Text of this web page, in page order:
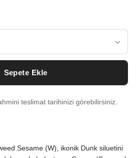
Sepete Ekle
teslimat tarihinizi görebilirsiniz.
Sesame (W), ikonik Dunk siluetini